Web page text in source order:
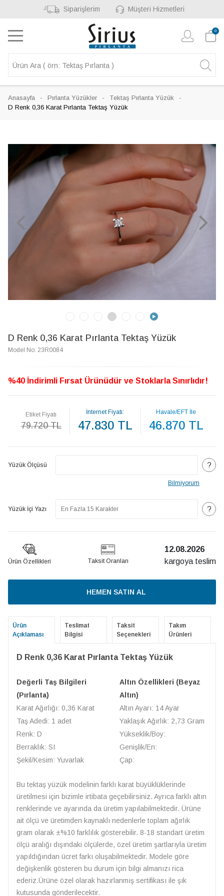
Siparişlerim Müşteri Hizmetleri
0
Anasayfa Pırlanta Yüzükler
Tektaş Pırlanta Yüzük
D Renk 0,36 Karat Pırlanta Tektaş Yüzük
D Renk 0,36 Karat Pırlanta Tektaş Yüzük
Model No: 23R0084
%40 İndirimli Fırsat Ürünüdür ve Stoklarla Sınırlıdır!
Etiket Fiyatı
79.720 TL
İnternet Fiyatı:
47.830 TL
Havale/EFT İle
46.870 TL
Yüzük Ölçüsü ?
Bilmiyorum
Yüzük İçi Yazı ?
Ürün Özellikleri Taksit Oranları
12.08.2026
kargoya teslim
HEMEN SATIN AL
Ürün
Açıklaması
Teslimat
Bilgisi
Taksit
Seçenekleri
Takım
Ürünleri
D Renk 0,36 Karat Pırlanta Tektaş Yüzük
Değerli Taş Bilgileri
(Pırlanta)
Karat Ağırlığı: 0,36 Karat
Taş Adedi: 1 adet
Renk: D
Berraklık: SI
Şekil/Kesim: Yuvarlak
Altın Özellikleri (Beyaz
Altın)
Altın Ayarı: 14 Ayar
Yaklaşık Ağırlık: 2,73 Gram
Yükseklik/Boy:
Genişlik/En:
Çap:
Bu tektaş yüzük modelinin farklı karat büyüklüklerinde
üretilmesi için bizimle irtibata geçebilirsiniz. Ayrıca farklı altın
renklerinde ve ayarında da üretim yapılabilmektedir. Ürüne
ait ölçü ve üretimden kaynaklı nedenlerle toplam ağırlık
gram olarak ±%10 farklılık gösterebilir. 8-18 standart üretim
ölçü aralığı dışındaki ölçülerde, özel üretim şartlarıyla üretim
yapıldığından ücret farkı oluşabilmektedir. Modele göre
değişkenlik gösteren bu durum için bilgi almanızı rica
ederiz.Ürüne özel olarak hazırlanmış sertifikası ile şık
kutusunda gönderilecektir.